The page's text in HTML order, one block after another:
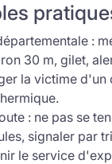
:
30 m, gilet,
la victime d'un
: ne pas se
signaler par
le service